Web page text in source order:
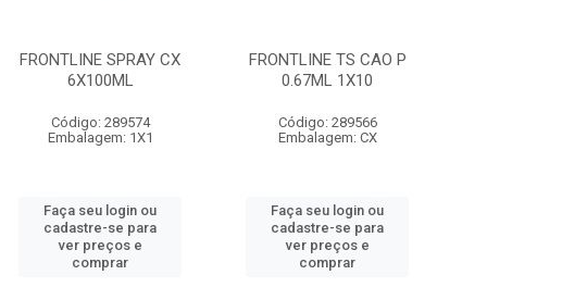
FRONTLINE SPRAY CX
6X100ML
Código: 289574
Embalagem: 1X1
Faça seu login ou
cadastre-se para
ver preços e
comprar
FRONTLINE TS CAO P
0.67ML 1X10
Código: 289566
Embalagem: CX
Faça seu login ou
cadastre-se para
ver preços e
comprar